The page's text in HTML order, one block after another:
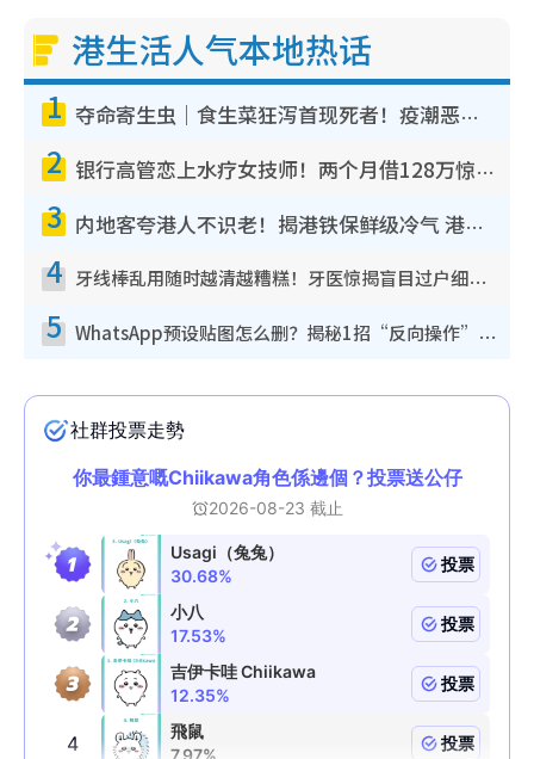
港生活人气本地热话
1 夺命寄生虫｜食生菜狂泻首现死者！疫潮恶化录1.8万宗病例 揭洗菜3大谬误
2 银行高管恋上水疗女技师！两个月借128万惊觉“沉船”沉落火海 揭背后疑似邪教操控卖淫
3 内地客夸港人不识老！揭港铁保鲜级冷气 港人求放过：别投诉
4 牙线棒乱用随时越清越糟糕！牙医惊揭盲目过户细菌恐致蛀牙：这种才是日常真保养
5 WhatsApp预设贴图怎么删？揭秘1招“反向操作”还原简洁界面 附3步实测教程